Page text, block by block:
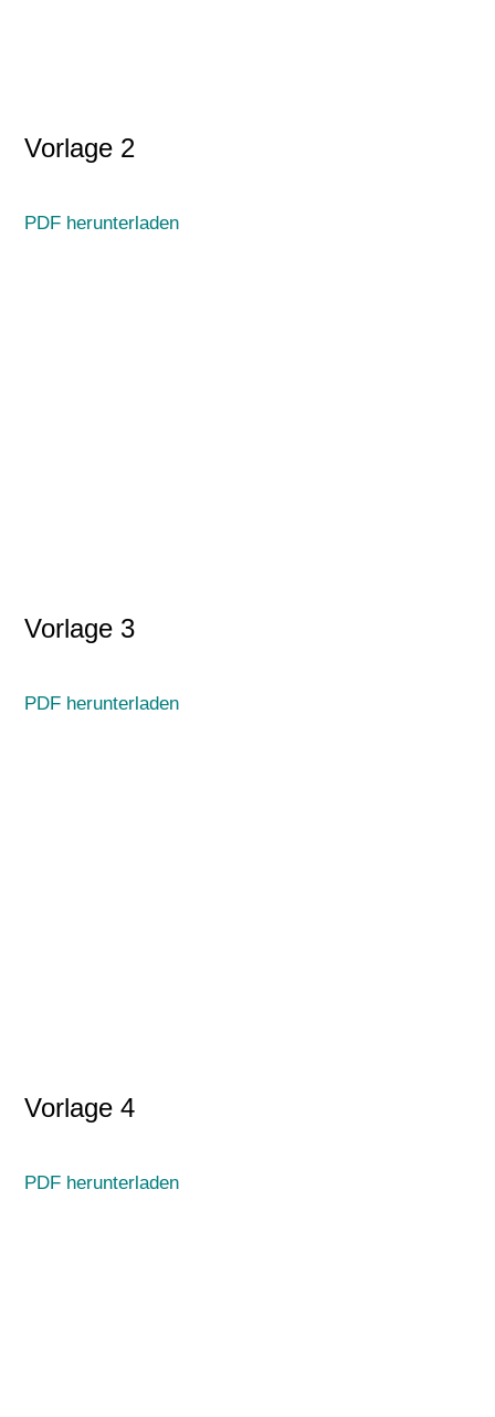
Vorlage 2
PDF herunterladen
Vorlage 3
PDF herunterladen
Vorlage 4
PDF herunterladen